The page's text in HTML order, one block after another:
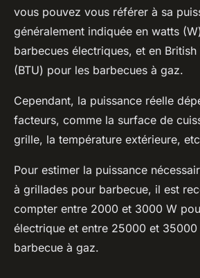
vous pouvez vous référer à sa
généralement indiquée en watts
barbecues électriques, et en
(BTU) pour les barbecues à gaz.
Cependant, la puissance réelle
facteurs, comme la surface de
grille, la température extérieure,
Pour estimer la puissance
à grillades pour barbecue, il est
compter entre 2000 et 3000 W
électrique et entre 25000 et 35000
barbecue à gaz.